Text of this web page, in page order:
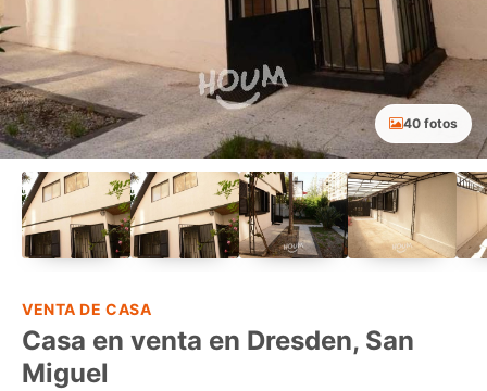
40 fotos
VENTA DE CASA
Casa en venta en Dresden, San
Miguel